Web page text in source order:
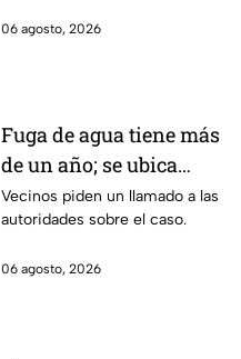
06 agosto, 2026
Fuga de agua tiene más
de un año; se ubica
rumbo a la salida a
Cuerámaro
Vecinos piden un llamado a las
autoridades sobre el caso.
06 agosto, 2026